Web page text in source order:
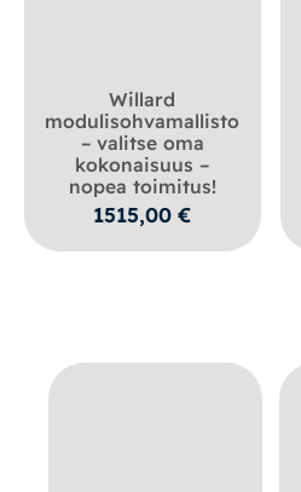
Willard
modulisohvamallisto
– valitse oma
kokonaisuus –
nopea toimitus!
1515,00€